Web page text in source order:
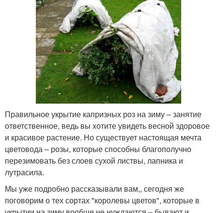
Правильное укрытие капризных роз на зиму – занятие
ответственное, ведь вы хотите увидеть весной здоровое
и красивое растение. Но существует настоящая мечта
цветовода – розы, которые способны благополучно
перезимовать без слоев сухой листвы, лапника и
лутрасила.
Мы уже подробно рассказывали вам,, сегодня же
поговорим о тех сортах "королевы цветов", которые в